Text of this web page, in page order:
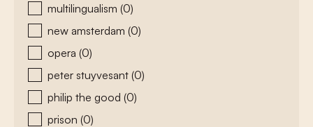
multilingualism (0)
new amsterdam (0)
opera (0)
peter stuyvesant (0)
philip the good (0)
prison (0)